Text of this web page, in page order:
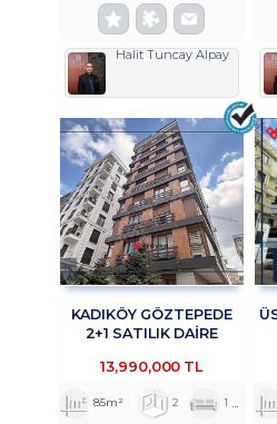
Halit Tuncay Alpay
KADIKÖY GÖZTEPEDE
2+1 SATILIK DAİRE
13,990,000 TL
85m² 2 1 1